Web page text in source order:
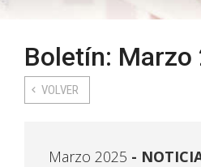
Boletín: Marzo
VOLVER
Marzo 2025